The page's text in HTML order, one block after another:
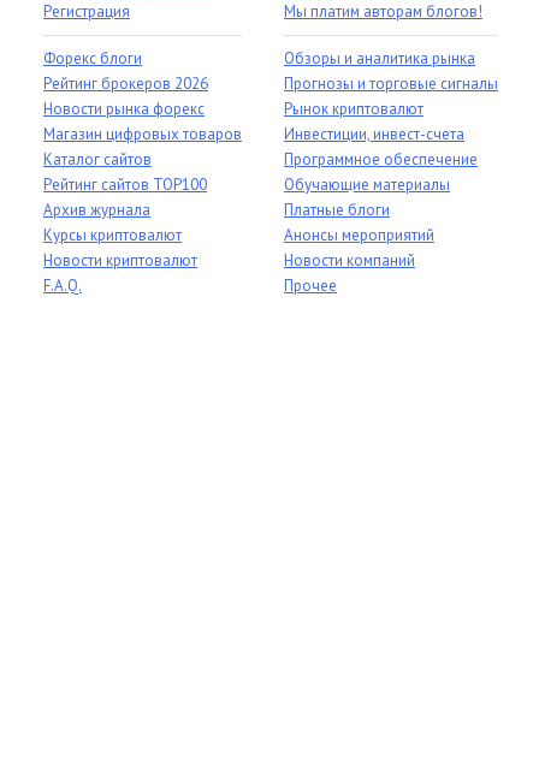
Регистрация
Форекс блоги
Рейтинг брокеров 2026
Новости рынка форекс
Магазин цифровых товаров
Каталог сайтов
Рейтинг сайтов TOP100
Архив журнала
Курсы криптовалют
Новости криптовалют
F.A.Q.
Мы платим авторам блогов!
Обзоры и аналитика рынка
Прогнозы и торговые сигналы
Рынок криптовалют
Инвестиции, инвест-счета
Программное обеспечение
Обучающие материалы
Платные блоги
Анонсы мероприятий
Новости компаний
Прочее